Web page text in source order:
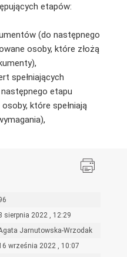
etapów:
(do następnego
osoby, które złożą
spełniających
etapu
które spełniają
sierpnia 2022 , 12:29
Jarnutowska-Wrzodak
września 2022 , 10:07